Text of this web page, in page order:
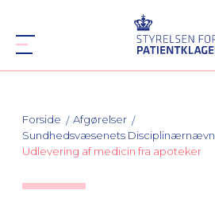
Forside
Afgørelser
Sundhedsvæsenets Disciplinærnævn
Udlevering af medicin fra apoteker